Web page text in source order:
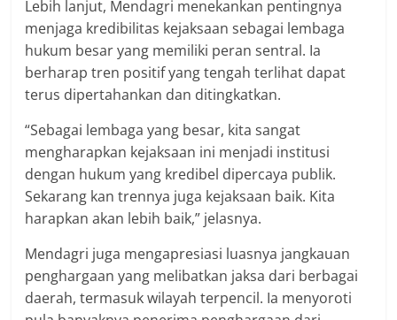
Lebih lanjut, Mendagri menekankan pentingnya
menjaga kredibilitas kejaksaan sebagai lembaga
hukum besar yang memiliki peran sentral. Ia
berharap tren positif yang tengah terlihat dapat
terus dipertahankan dan ditingkatkan.
“Sebagai lembaga yang besar, kita sangat
mengharapkan kejaksaan ini menjadi institusi
dengan hukum yang kredibel dipercaya publik.
Sekarang kan trennya juga kejaksaan baik. Kita
harapkan akan lebih baik,” jelasnya.
Mendagri juga mengapresiasi luasnya jangkauan
penghargaan yang melibatkan jaksa dari berbagai
daerah, termasuk wilayah terpencil. Ia menyoroti